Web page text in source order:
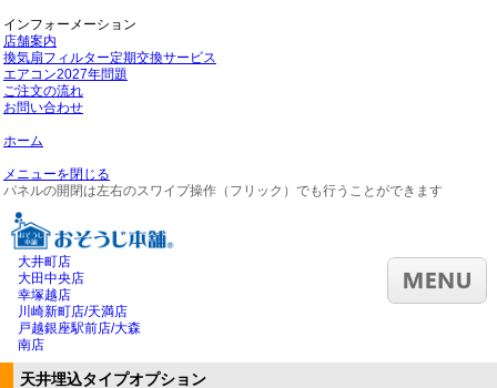
インフォーメーション
店舗案内
換気扇フィルター定期交換サービス
エアコン2027年問題
ご注文の流れ
お問い合わせ
ホーム
メニューを閉じる
パネルの開閉は左右のスワイプ操作（フリック）でも行うことができます
大井町店
大田中央店
幸塚越店
川崎新町店/天満店
戸越銀座駅前店/大森
南店
天井埋込タイプオプション